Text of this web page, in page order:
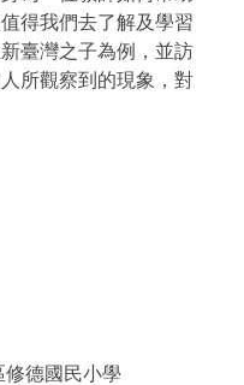
得我們去了解及學習
臺灣之子為例，並訪
所觀察到的現象，對
修德國民小學